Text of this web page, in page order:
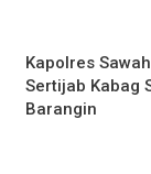
Kapolres
Sertijab Kabag
Barangin